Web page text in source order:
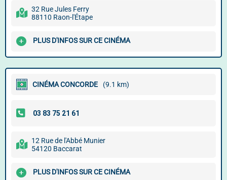
32 Rue Jules Ferry
88110 Raon-l'Étape
PLUS D'INFOS SUR CE CINÉMA
CINÉMA CONCORDE (9.1 km)
12 Rue de l'Abbé Munier
54120 Baccarat
PLUS D'INFOS SUR CE CINÉMA